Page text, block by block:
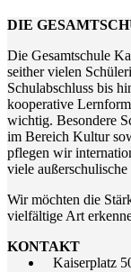
DIE
Die Gesamtschule
seither vielen
Schulabschluss bis
kooperative
wichtig. Besondere
im Bereich Kultur
pflegen wir
viele
Wir möchten die
vielfältige Art
KONTAKT
Kaiserplatz